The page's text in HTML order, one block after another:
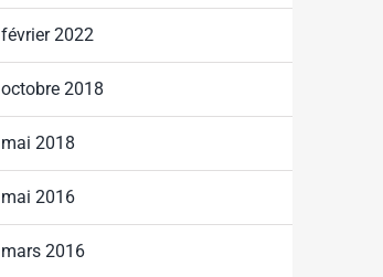
février 2022
octobre 2018
mai 2018
mai 2016
mars 2016